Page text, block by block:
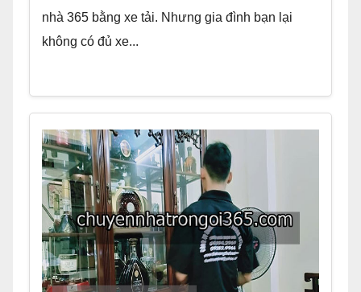
nhà 365 bằng xe tải. Nhưng gia đình bạn lại
không có đủ xe...